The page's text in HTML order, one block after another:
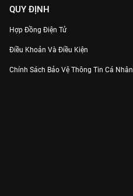
QUY ĐỊNH
Hợp Đồng Điện Tử
Điều Khoản Và Điều Kiện
Chính Sách Bảo Vệ Thông Tin Cá Nhân